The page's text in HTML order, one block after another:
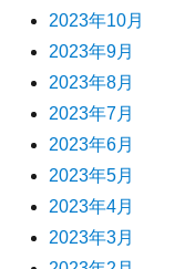
2023年10月
2023年9月
2023年8月
2023年7月
2023年6月
2023年5月
2023年4月
2023年3月